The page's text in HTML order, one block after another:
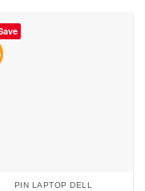
PIN LAPTOP DELL